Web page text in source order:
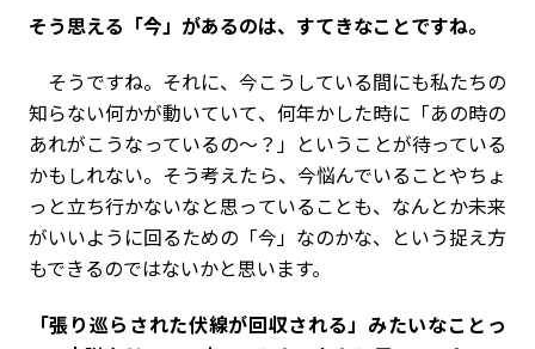
――そう思える「今」があるのは、すてきなことですね。
そうですね。それに、今こうしている間にも私たちの
知らない何かが動いていて、何年かした時に「あの時の
あれがこうなっているの～？」ということが待っている
かもしれない。そう考えたら、今悩んでいることやちょ
っと立ち行かないなと思っていることも、なんとか未来
がいいように回るための「今」なのかな、という捉え方
もできるのではないかと思います。
――「張り巡らされた伏線が回収される」みたいなことっ